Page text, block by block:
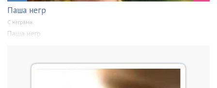
Паша негр
С неграми
Паша негр